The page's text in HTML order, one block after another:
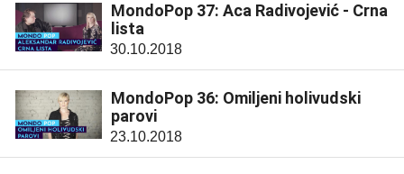
MondoPop 37: Aca Radivojević - Crna
lista
30.10.2018
MondoPop 36: Omiljeni holivudski
parovi
23.10.2018